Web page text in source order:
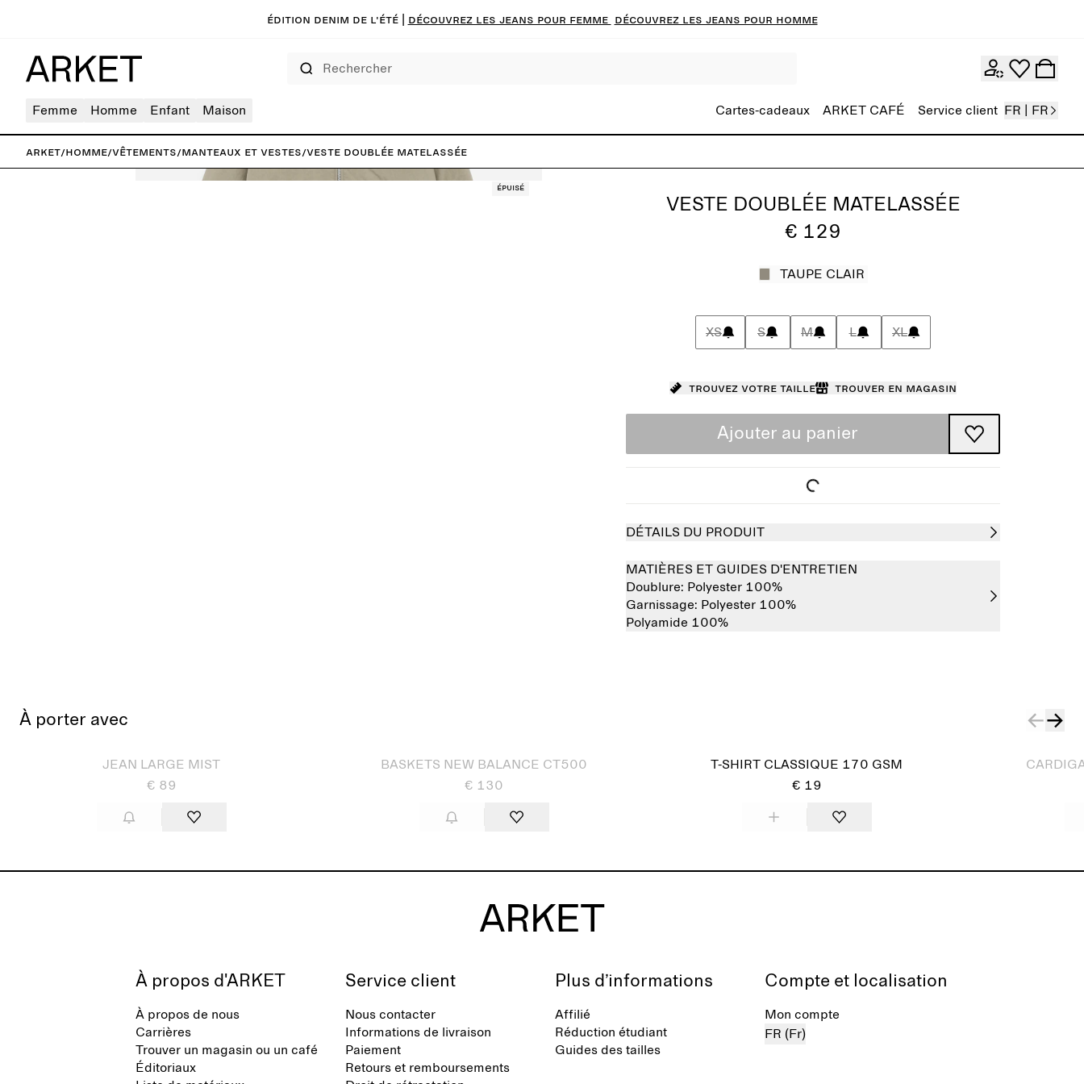
Édition denim de l'été | Découvrez les jeans pour femme Découvrez les jeans pour homme
Femme Homme Enfant Maison Cartes-cadeaux ARKET CAFÉ Service client FR | FR
ARKET/Homme/Vêtements/Manteaux et vestes/Veste doublée matelassée
Épuisé
VESTE DOUBLÉE MATELASSÉE
€ 129
TAUPE CLAIR
XS S M L XL
Trouvez votre taille Trouver en magasin
Ajouter au panier
DÉTAILS DU PRODUIT
MATIÈRES ET GUIDES D'ENTRETIEN
Doublure: Polyester 100%
Garnissage: Polyester 100%
Polyamide 100%
À porter avec
Épuisé
JEAN LARGE MIST
€ 89
BASKETS NEW BALANCE CT500
€ 130
T-SHIRT CLASSIQUE 170 GSM
€ 19
À propos d'ARKET
À propos de nous
Carrières
Trouver un magasin ou un café
Éditoriaux
Service client
Nous contacter
Informations de livraison
Paiement
Retours et remboursements
Plus d’informations
Affilié
Réduction étudiant
Guides des tailles
Compte et localisation
Mon compte
FR (Fr)